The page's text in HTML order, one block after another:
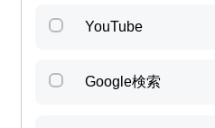
YouTube
Google検索